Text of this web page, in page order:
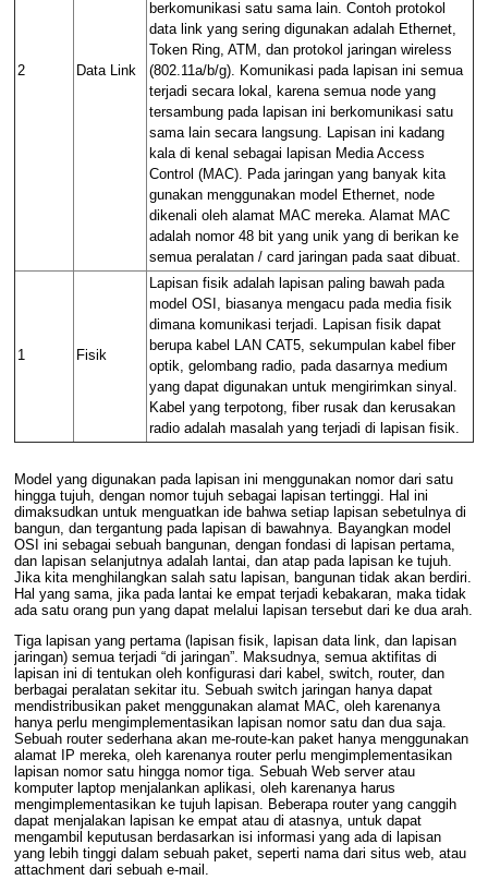
2 Data Link
berkomunikasi satu sama lain. Contoh protokol
data link yang sering digunakan adalah Ethernet,
Token Ring, ATM , dan protokol jaringan wireless
(802.11a/b/g). Komunikasi pada lapisan ini semua
terjadi secara lokal, karena semua node yang
tersambung pada lapisan ini berkomunikasi satu
sama lain secara langsung. Lapisan ini kadang
kala di kenal sebagai lapisan Media Access
Control (MAC). Pada jaringan yang banyak kita
gunakan menggunakan model
Ethernet, node
dikenali oleh alamat MACmereka. Alamat MAC
adalah nomor 48 bit yang unik yang di berikan ke
semua peralatan / card jaringanpada saat dibuat.
1 Fisik
Lapisan fisik adalah lapisan paling bawah pada
model OSI
, biasanya mengacu pada media fisik
dimana komunikasi terjadi.
Lapisan fisik dapat
berupa kabel
LAN CAT5, sekumpulan kabel fiber
optik
gelombang radio, pada dasarnya medium
yang dapat digunakan untuk mengirimkan sinyal.
Kabel yang terpotong, fiber rusak dan kerusakan
radio adalah masalah yang terjadi di lapisan fisik
Model yang digunakan pada lapisan ini menggunakan nomor dari satu
hingga tujuh, dengan nomor tujuh sebagai lapisan tertinggi. Hal ini
dimaksudkan untuk menguatkan ide bahwa setiap lapisan sebetulnya di
bangun, dan tergantung pada lapisan di bawahnya. Bayangkan model
OSI
ini sebagai sebuah bangunan, dengan fondasi di lapisan pertama,
dan lapisan selanjutnya adalah lantai, dan atap pada lapisan ke tujuh.
Jika kita menghilangkan salah satu lapisan, bangunan tidak akan berdiri.
Hal yang sama, jika pada lantai ke empat terjadi kebakaran, maka tidak
ada satu orang pun yang dapat melalui lapisan tersebut dari ke dua arah.
Tiga lapisan yang pertama (lapisan fisik, lapisan data link, dan lapisan
jaringan) semua terjadi “di jaringan”. Maksudnya, semua aktifitas di
lapisan ini di tentukan oleh konfigurasi dari kabel, switch, router, dan
berbagai peralatan sekitar itu. Sebuah switchjaringan hanya dapat
mendistribusikan paket menggunakan alamat MAC, oleh karenanya
hanya perlu mengimplementasikan lapisan nomor satu dan dua saja.
Sebuah routersederhana akan me-route-kan paket hanya menggunakan
alamat IP mereka, oleh karenanya routerperlu mengimplementasikan
lapisan nomor satu hingga nomor tiga. Sebuah Web serveratau
komputer laptopmenjalankan aplikasi, oleh karenanya harus
mengimplementasikan ke tujuh lapisan. Beberapa routeryang canggih
dapat menjalakan lapisan ke empat atau di atasnya, untuk dapat
mengambil keputusan berdasarkan isi informasi yang ada di lapisan
yang lebih tinggi dalam sebuah paket, seperti nama dari situs web, atau
attachment dari sebuah e-mail .